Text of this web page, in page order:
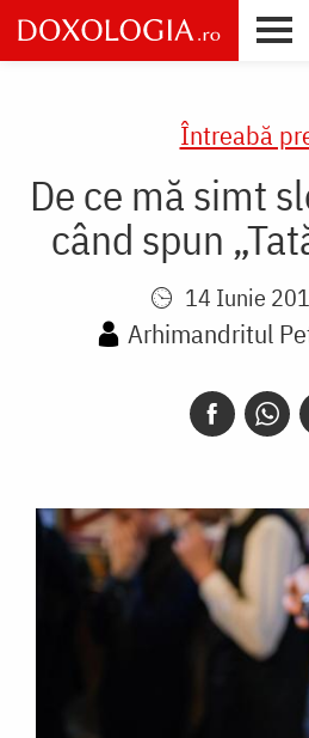
Skip
to
main
Întreabă
De ce mă simt
când spun
14 Iunie
Arhimandritul